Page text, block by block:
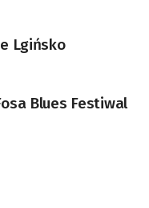
Lgińsko
Blues Festiwal